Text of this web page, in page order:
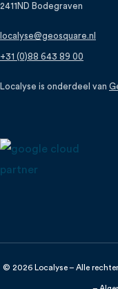
2411ND Bodegraven
localyse@geosquare.nl
+31 (0)88 643 89 00
Localyse is onderdeel van
© 2026 Localyse – Alle